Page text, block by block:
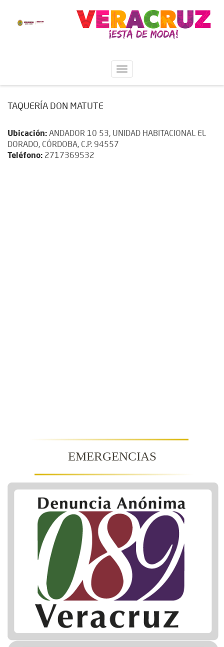
TAQUERÍA DON MATUTE
Ubicación: ANDADOR 10 53, UNIDAD HABITACIONAL EL
DORADO, CÓRDOBA, C.P. 94557
Teléfono: 2717369532
EMERGENCIAS